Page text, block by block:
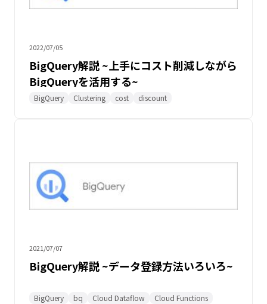
2022/07/05
BigQuery解説 ~上手にコスト削減しながら
BigQueryを活用する~
BigQuery Clustering cost discount
2021/07/07
BigQuery解説 ~データ登録方法いろいろ~
BigQuery bq Cloud Dataflow Cloud Functions